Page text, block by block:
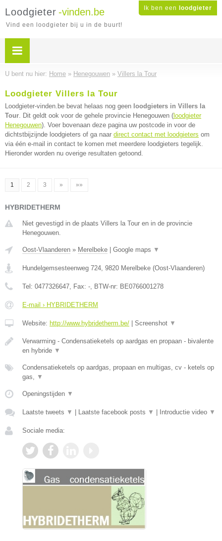
Ik ben een loodgieter
Loodgieter -vinden.be
Vind een loodgieter bij u in de buurt!
U bent nu hier: Home » Henegouwen » Villers la Tour
Loodgieter Villers la Tour
Loodgieter-vinden.be bevat helaas nog geen loodgieters in Villers la
Tour. Dit geldt ook voor de gehele provincie Henegouwen ( loodgieter
Henegouwen). Voer bovenaan deze pagina uw postcode in voor de
dichtstbijzijnde loodgieters of ga naar direct contact met loodgieters om
via één e-mail in contact te komen met meerdere loodgieters tegelijk.
Hieronder worden nu overige resultaten getoond.
1 2 3 » »»
HYBRIDETHERM
Niet gevestigd in de plaats Villers la Tour en in de provincie
Henegouwen.
Oost-Vlaanderen » Merelbeke Google maps ▼
Hundelgemsesteenweg 724, 9820 Merelbeke (Oost-Vlaanderen)
Tel: 0477326647, Fax: -, BTW-nr: BE0766001278
E-mail › HYBRIDETHERM
Website: http://www.hybridetherm.be/ Screenshot ▼
Verwarming - Condensatieketels op aardgas en propaan - bivalente
en hybride ▼
Condensatieketels op aardgas, propaan en multigas, cv - ketels op
gas, ▼
Openingstijden ▼
Laatste tweets ▼ Laatste facebook posts ▼ Introductie video ▼
Sociale media: